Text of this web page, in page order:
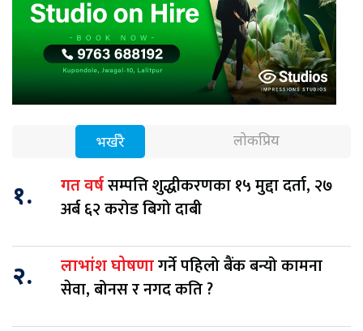
भर्खरै लोकप्रिय
१. गत वर्षसम्पत्ति शुद्धीकरणका १५ मुद्दा दर्ता, २७
अर्ब ६२ करोड बिगो दाबी
२. लाभांश घोषणागर्ने पहिलो बैंक बन्यो कामना
सेवा, बोनस र नगद कति ?